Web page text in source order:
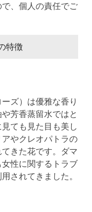
、個人の責任でご
特徴
ズ）は優雅な香り
芳香蒸留水ではと
ても見た目も美し
やクレオパトラの
きた花です。ダマ
性に関するトラブ
されてきました。